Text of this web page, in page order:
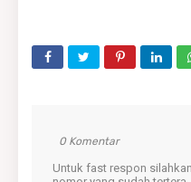
0 Komentar
Untuk fast respon